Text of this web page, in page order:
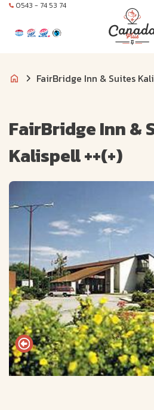
0543 - 74 53 74
FairBridge Inn & Suites
FairBridge Inn &
Kalispell ++(+)